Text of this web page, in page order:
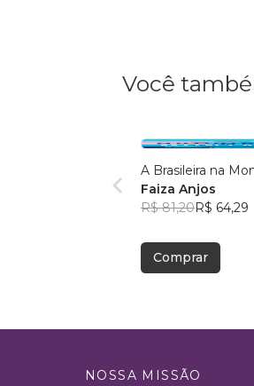
Você
A Brasileira na
Faiza Anjos
R$ 81,20R$ 64,29
Comprar
NOSSA MISSÃO